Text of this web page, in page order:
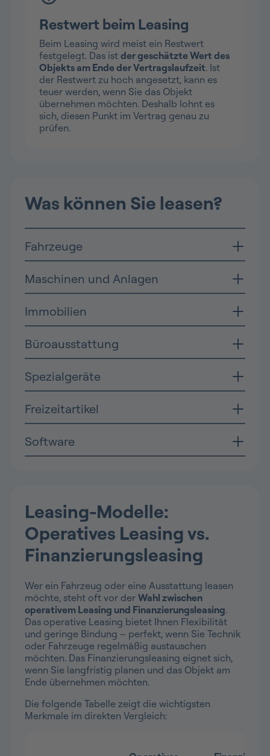
Restwert beim Leasing
Beim Leasing wird meist ein Restwert
festgelegt. Das ist der geschätzte Wert des
Objekts am Ende der Vertragslaufzeit. Ist
der Restwert zu hoch angesetzt, kann es
teuer werden, wenn Sie das Objekt
übernehmen möchten. Deshalb lohnt es
sich, diesen Punkt im Vertrag genau zu
prüfen.
Was können Sie leasen?
Fahrzeuge
Maschinen und Anlagen
Immobilien
Büroausstattung
Spezialgeräte
Freizeitartikel
Software
Leasing-Modelle:
Operatives Leasing vs.
Finanzierungsleasing
Wer ein Fahrzeug oder eine Ausstattung leasen
möchte, steht oft vor der Wahl zwischen
operativem Leasing und Finanzierungsleasing.
Das operative Leasing bietet Ihnen Flexibilität
und geringe Bindung – perfekt, wenn Sie Technik
oder Fahrzeuge regelmäßig austauschen
möchten. Das Finanzierungsleasing eignet sich,
wenn Sie langfristig planen und das Objekt am
Ende übernehmen möchten.
Die folgende Tabelle zeigt die wichtigsten
Merkmale im direkten Vergleich: